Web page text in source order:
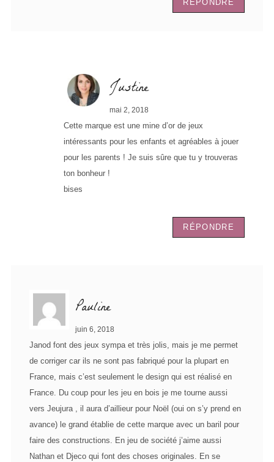
RÉPONDRE
Justine
mai 2, 2018
Cette marque est une mine d’or de jeux
intéressants pour les enfants et agréables à jouer
pour les parents ! Je suis sûre que tu y trouveras
ton bonheur !
bises
RÉPONDRE
Pauline
juin 6, 2018
Janod font des jeux sympa et très jolis, mais je me permet
de corriger car ils ne sont pas fabriqué pour la plupart en
France, mais c’est seulement le design qui est réalisé en
France. Du coup pour les jeu en bois je me tourne aussi
vers Jeujura , il aura d’aillieur pour Noël (oui on s’y prend en
avance) le grand établie de cette marque avec un baril pour
faire des constructions. En jeu de société j’aime aussi
Nathan et Djeco qui font des choses originales. En se